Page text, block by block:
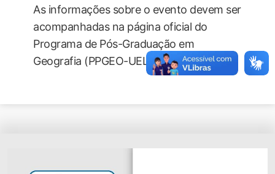
As informações sobre o evento devem ser
acompanhadas na página oficial do
Programa de Pós-Graduação em
Geografia (PPGEO-UEL) da UEL.